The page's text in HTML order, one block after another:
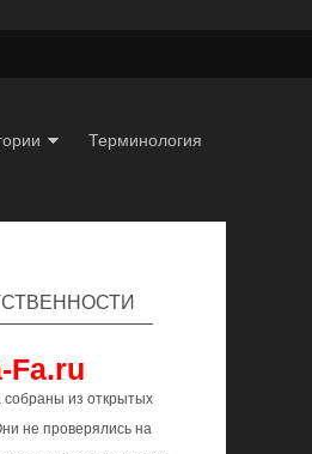
Терминология
Fa.ru
собраны из открытых
не проверялись на